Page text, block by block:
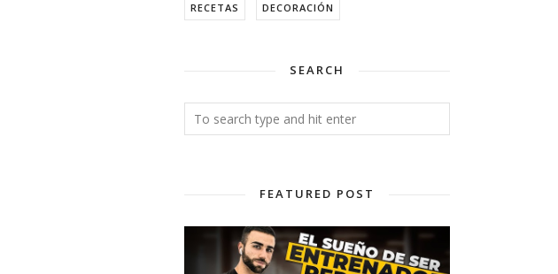
RECETAS DECORACIÓN
SEARCH
FEATURED POST